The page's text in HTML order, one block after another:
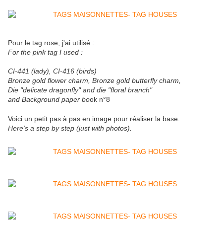
Pour le tag rose, j'ai utilisé :
For the pink tag I used :
CI-441 (lady), CI-416 (birds)
Bronze gold flower charm, Bronze gold butterfly charm,
Die "delicate dragonfly" and die "floral branch"
and Background paper book n°8
Voici un petit pas à pas en image pour réaliser la base.
Here's a step by step (just with photos).